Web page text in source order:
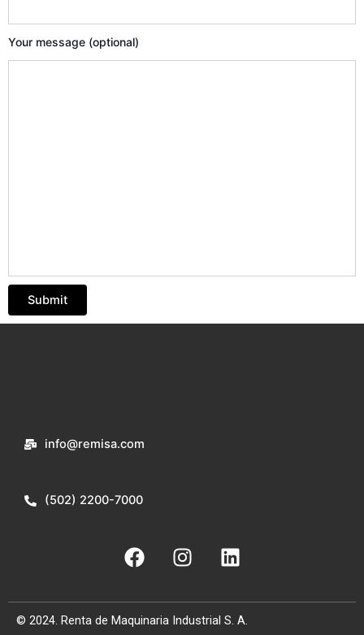
Your message (optional)
info@remisa.com
(502) 2200-7000
F
a
e
b
I
n
t
a
L
i
k
e
© 2024. Renta de Maquinaria Industrial S. A.